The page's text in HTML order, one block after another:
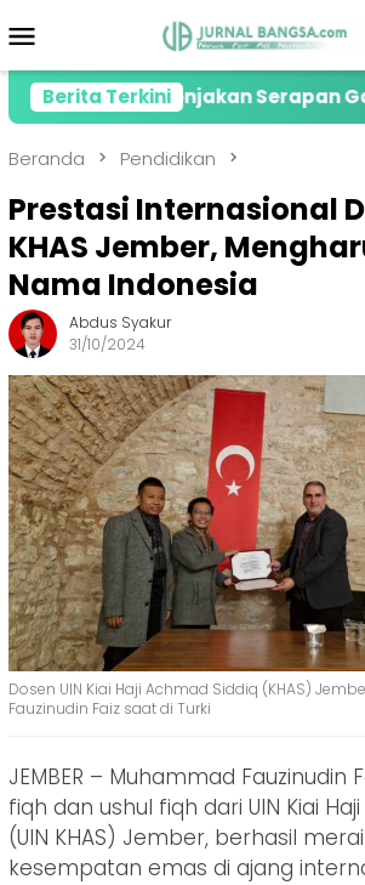
ke
Mobile
Berita Terkini
Lonjakan Serapan Gabah
Beranda Pendidikan
Prestasi Internasional
KHAS Jember,
Nama Indonesia
Abdus Syakur
31/10/2024
Dosen UIN Kiai Haji Achmad Siddiq (KHAS)
Fauzinudin Faiz saat di Turki
JEMBER – Muhammad Fauzinudin
fiqh dan ushul fiqh dari UIN Kiai
(UIN KHAS) Jember, berhasil
kesempatan emas di ajang